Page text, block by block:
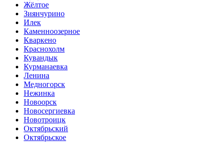
Жёлтое
Зиянчурино
Илек
Каменноозерное
Кваркено
Краснохолм
Кувандык
Курманаевка
Ленина
Медногорск
Нежинка
Новоорск
Новосергиевка
Новотроицк
Октябрьский
Октябрьское